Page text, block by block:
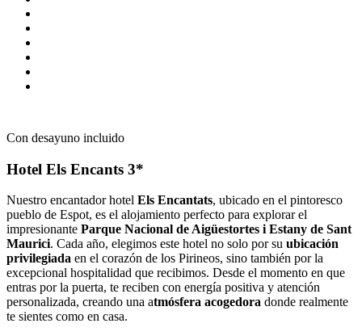
Con desayuno incluido
Hotel Els Encants 3*
Nuestro encantador hotel Els Encantats, ubicado en el pintoresco
pueblo de Espot, es el alojamiento perfecto para explorar el
impresionante Parque Nacional de Aigüestortes i Estany de Sant
Maurici. Cada año, elegimos este hotel no solo por su ubicación
privilegiada en el corazón de los Pirineos, sino también por la
excepcional hospitalidad que recibimos. Desde el momento en que
entras por la puerta, te reciben con energía positiva y atención
personalizada, creando una atmósfera acogedora donde realmente
te sientes como en casa.